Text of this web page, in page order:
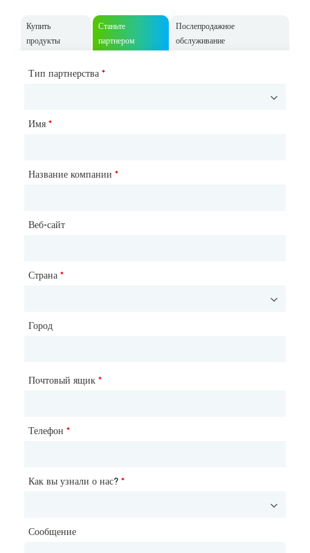
Купить
продукты
Станьте
партнером
Послепродажное
обслуживание
Название*
Консультационный продукт
Тип клиента*
Страна*
Город
Название компании
Телефон*
Электронная почта
Как вы узнали о нас? *
Сообщение
Тип партнерства *
Имя *
Название компании *
Веб-сайт
Страна *
Город
Почтовый ящик *
Телефон *
Как вы узнали о нас? *
Сообщение